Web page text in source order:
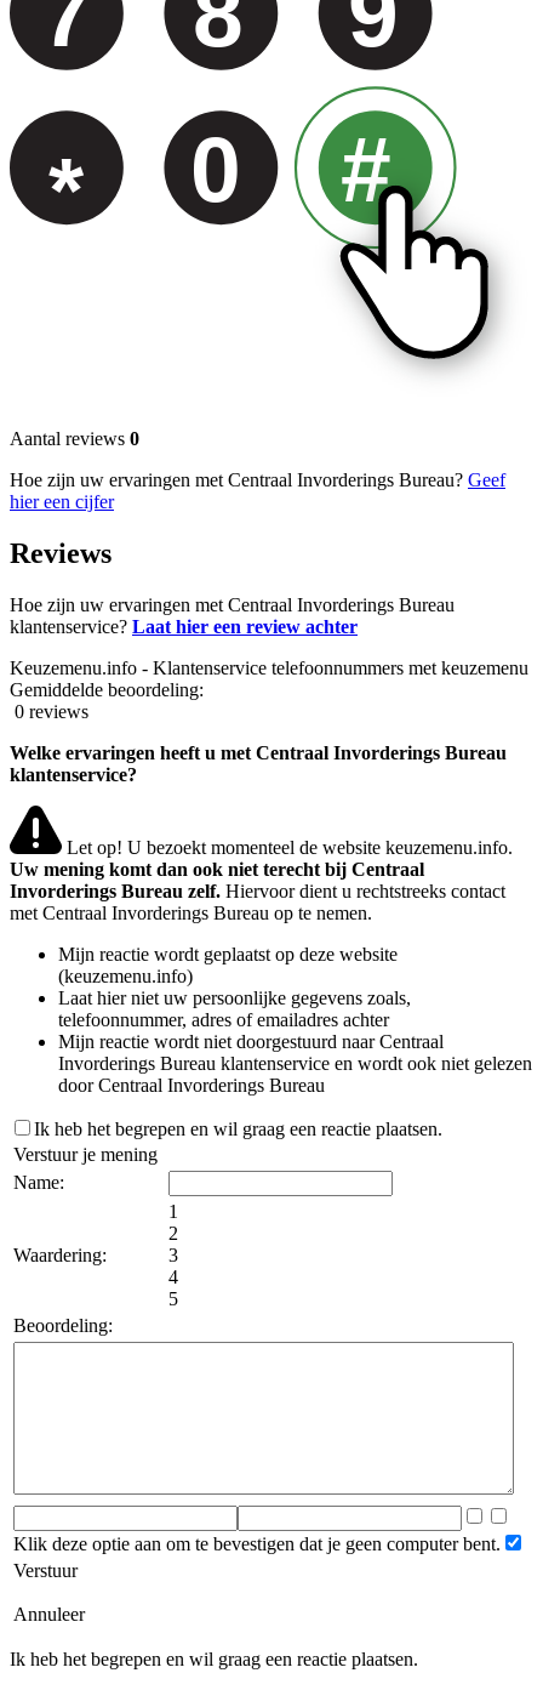
* 0 #
Aantal reviews 0
Hoe zijn uw ervaringen met Centraal Invorderings Bureau? Geef
hier een cijfer
Reviews
Hoe zijn uw ervaringen met Centraal Invorderings Bureau
klantenservice? Laat hier een review achter
Keuzemenu.info - Klantenservice telefoonnummers met keuzemenu
Gemiddelde beoordeling:
0 reviews
Welke ervaringen heeft u met Centraal Invorderings Bureau
klantenservice?
Let op! U bezoekt momenteel de website keuzemenu.info.
Uw mening komt dan ook niet terecht bij Centraal
Invorderings Bureau zelf. Hiervoor dient u rechtstreeks contact
met Centraal Invorderings Bureau op te nemen.
Mijn reactie wordt geplaatst op deze website
(keuzemenu.info)
Laat hier niet uw persoonlijke gegevens zoals,
telefoonnummer, adres of emailadres achter
Mijn reactie wordt niet doorgestuurd naar Centraal
Invorderings Bureau klantenservice en wordt ook niet gelezen
door Centraal Invorderings Bureau
Ik heb het begrepen en wil graag een reactie plaatsen.
Verstuur je mening
Name:
Waardering:
1
2
3
4
5
Beoordeling:
Klik deze optie aan om te bevestigen dat je geen computer bent.
Verstuur
Annuleer
Ik heb het begrepen en wil graag een reactie plaatsen.